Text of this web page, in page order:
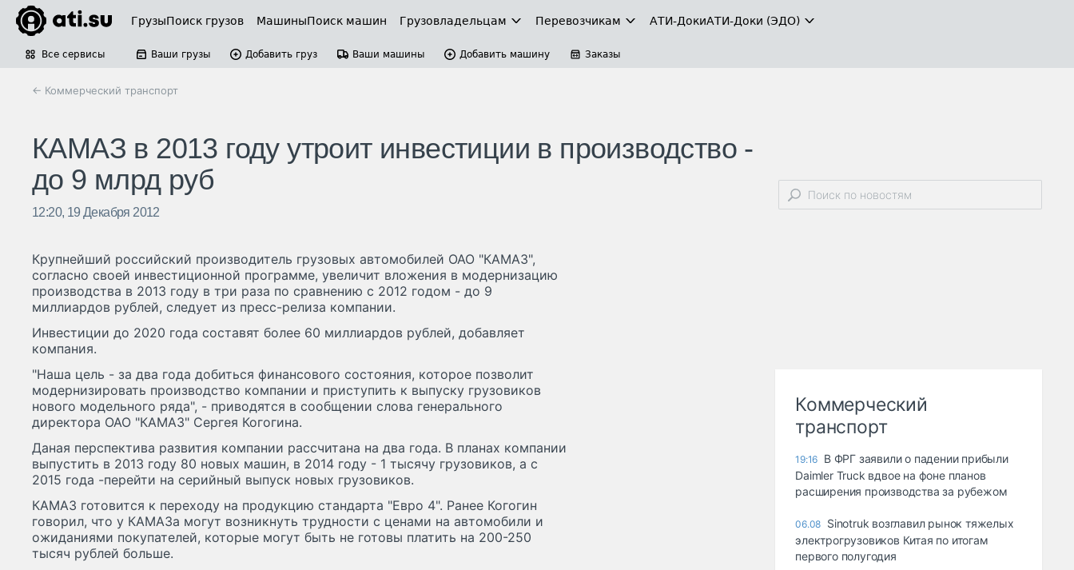
ГрузыПоиск грузов МашиныПоиск машин Грузовладельцам Перевозчикам АТИ-ДокиАТИ-Доки (ЭДО)
Все сервисы Ваши грузы Добавить груз Ваши машины Добавить машину Заказы
← Коммерческий транспорт
КАМАЗ в 2013 году утроит инвестиции в производство -
до 9 млрд руб
12:20, 19 Декабря 2012
Крупнейший российский производитель грузовых автомобилей ОАО "КАМАЗ",
согласно своей инвестиционной программе, увеличит вложения в модернизацию
производства в 2013 году в три раза по сравнению с 2012 годом - до 9
миллиардов рублей, следует из пресс-релиза компании.
Инвестиции до 2020 года составят более 60 миллиардов рублей, добавляет
компания.
"Наша цель - за два года добиться финансового состояния, которое позволит
модернизировать производство компании и приступить к выпуску грузовиков
нового модельного ряда", - приводятся в сообщении слова генерального
директора ОАО "КАМАЗ" Сергея Когогина.
Даная перспектива развития компании рассчитана на два года. В планах компании
выпустить в 2013 году 80 новых машин, в 2014 году - 1 тысячу грузовиков, а с
2015 года -перейти на серийный выпуск новых грузовиков.
КАМАЗ готовится к переходу на продукцию стандарта "Евро 4". Ранее Когогин
говорил, что у КАМАЗа могут возникнуть трудности с ценами на автомобили и
ожиданиями покупателей, которые могут быть не готовы платить на 200-250
тысяч рублей больше.
Коммерческий
транспорт
19:16 В ФРГ заявили о падении прибыли
Daimler Truck вдвое на фоне планов
расширения производства за рубежом
06.08 Sinotruk возглавил рынок тяжелых
электрогрузовиков Китая по итогам
первого полугодия